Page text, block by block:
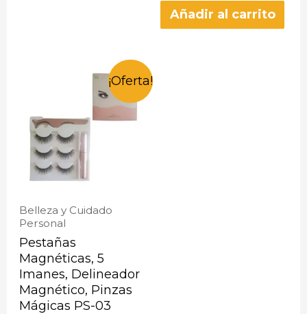
Añadir al carrito
¡Oferta!
Belleza y Cuidado
Personal
Pestañas
Magnéticas, 5
Imanes, Delineador
Magnético, Pinzas
Mágicas PS-03